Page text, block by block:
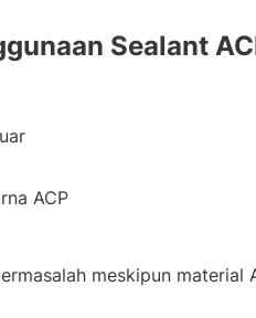
Sealant
ACP
meskipun material